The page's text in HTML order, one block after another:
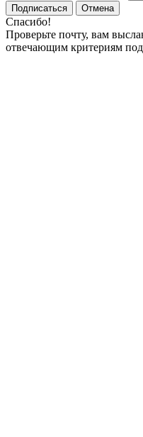
Подписаться
Отмена
Спасибо!
Проверьте почту, вам
отвечающим критериям